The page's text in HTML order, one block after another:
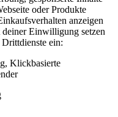
oder Produkte
anzeigen
Einwilligung setzen
ein:
Klickbasierte